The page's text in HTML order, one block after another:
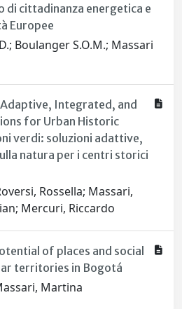
cittadinanza energetica e
Europee
Boulanger S.O.M.; Massari
Integrated, and
for Urban Historic
verdi: soluzioni adattive,
natura per i centri storici
Rossella; Massari,
Mercuri, Riccardo
of places and social
territories in Bogotá
Martina